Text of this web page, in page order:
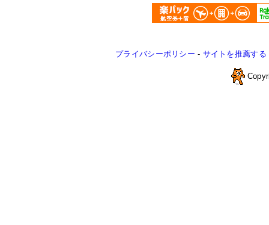
プライバシーポリシー - サイトを推薦する